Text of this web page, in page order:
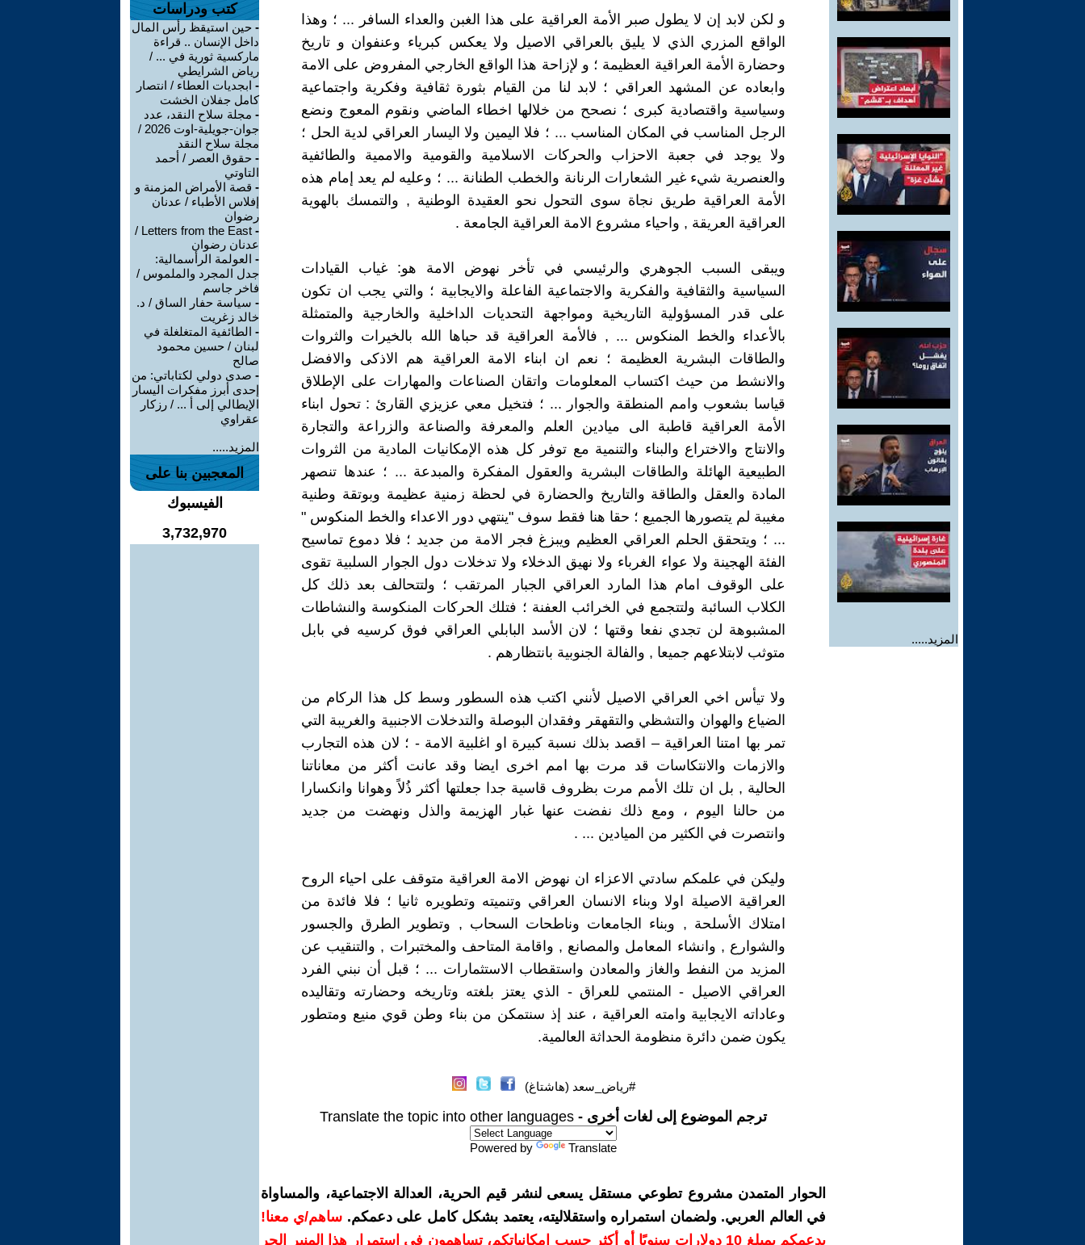
المزيد.....
و لكن لابد إن لا يطول صبر الأمة العراقية على هذا الغبن والعداء السافر ... ؛ وهذا
الواقع المزري الذي لا يليق بالعراقي الاصيل ولا يعكس كبرياء وعنفوان و تاريخ
وحضارة الأمة العراقية العظيمة ؛ و لإزاحة هذا الواقع الخارجي المفروض على الامة
وابعاده عن المشهد العراقي ؛ لابد لنا من القيام بثورة ثقافية وفكرية واجتماعية
وسياسية واقتصادية كبرى ؛ نصحح من خلالها اخطاء الماضي ونقوم المعوج ونضع
الرجل المناسب في المكان المناسب ... ؛ فلا اليمين ولا اليسار العراقي لدية الحل ؛
ولا يوجد في جعبة الاحزاب والحركات الاسلامية والقومية والاممية والطائفية
والعنصرية شيء غير الشعارات الرنانة والخطب الطنانة ... ؛ وعليه لم يعد إمام هذه
الأمة العراقية طريق نجاة سوى التحول نحو العقيدة الوطنية , والتمسك بالهوية
العراقية العريقة , واحياء مشروع الامة العراقية الجامعة .
ويبقى السبب الجوهري والرئيسي في تأخر نهوض الامة هو: غياب القيادات
السياسية والثقافية والفكرية والاجتماعية الفاعلة والايجابية ؛ والتي يجب ان تكون
على قدر المسؤولية التاريخية ومواجهة التحديات الداخلية والخارجية والمتمثلة
بالأعداء والخط المنكوس ... , فالأمة العراقية قد حباها الله بالخيرات والثروات
والطاقات البشرية العظيمة ؛ نعم ان ابناء الامة العراقية هم الاذكى والافضل
والانشط من حيث اكتساب المعلومات واتقان الصناعات والمهارات على الإطلاق
قياسا بشعوب وامم المنطقة والجوار ... ؛ فتخيل معي عزيزي القارئ : تحول ابناء
الأمة العراقية قاطبة الى ميادين العلم والمعرفة والصناعة والزراعة والتجارة
والانتاج والاختراع والبناء والتنمية مع توفر كل هذه الإمكانيات المادية من الثروات
الطبيعية الهائلة والطاقات البشرية والعقول المفكرة والمبدعة ... ؛ عندها تنصهر
المادة والعقل والطاقة والتاريخ والحضارة في لحظة زمنية عظيمة وبوتقة وطنية
مغيبة لم يتصورها الجميع ؛ حقا هنا فقط سوف "ينتهي دور الاعداء والخط المنكوس "
... ؛ ويتحقق الحلم العراقي العظيم ويبزغ فجر الامة من جديد ؛ فلا دموع تماسيح
الفئة الهجينة ولا عواء الغرباء ولا نهيق الدخلاء ولا تدخلات دول الجوار السلبية تقوى
على الوقوف امام هذا المارد العراقي الجبار المرتقب ؛ ولتتحالف بعد ذلك كل
الكلاب السائبة ولتتجمع في الخرائب العفنة ؛ فتلك الحركات المنكوسة والنشاطات
المشبوهة لن تجدي نفعا وقتها ؛ لان الأسد البابلي العراقي فوق كرسيه في بابل
متوثب لابتلاعهم جميعا , والفالة الجنوبية بانتظارهم .
ولا تيأس اخي العراقي الاصيل لأنني اكتب هذه السطور وسط كل هذا الركام من
الضياع والهوان والتشظي والتقهقر وفقدان البوصلة والتدخلات الاجنبية والغريبة التي
تمر بها امتنا العراقية – اقصد بذلك نسبة كبيرة او اغلبية الامة - ؛ لان هذه التجارب
والازمات والانتكاسات قد مرت بها امم اخرى ايضا وقد عانت أكثر من معاناتنا
الحالية , بل ان تلك الأمم مرت بظروف قاسية جدا جعلتها أكثر ذُلاً وهوانا وانكسارا
من حالنا اليوم ، ومع ذلك نفضت عنها غبار الهزيمة والذل ونهضت من جديد
وانتصرت في الكثير من الميادين ... .
وليكن في علمكم سادتي الاعزاء ان نهوض الامة العراقية متوقف على احياء الروح
العراقية الاصيلة اولا وبناء الانسان العراقي وتنميته وتطويره ثانيا ؛ فلا فائدة من
امتلاك الأسلحة , وبناء الجامعات وناطحات السحاب , وتطوير الطرق والجسور
والشوارع , وانشاء المعامل والمصانع , واقامة المتاحف والمختبرات , والتنقيب عن
المزيد من النفط والغاز والمعادن واستقطاب الاستثمارات ... ؛ قبل أن نبني الفرد
العراقي الاصيل - المنتمي للعراق - الذي يعتز بلغته وتاريخه وحضارته وتقاليده
وعاداته الايجابية وامته العراقية ، عند إذ سنتمكن من بناء وطن قوي منيع ومتطور
يكون ضمن دائرة منظومة الحداثة العالمية.
#رياض_سعد (هاشتاغ)
ترجم الموضوع إلى لغات أخرى - Translate the topic into other languages
Powered by Translate
الحوار المتمدن مشروع تطوعي مستقل يسعى لنشر قيم الحرية، العدالة الاجتماعية، والمساواة
في العالم العربي. ولضمان استمراره واستقلاليته، يعتمد بشكل كامل على دعمكم. ساهم/ي معنا!
بدعمكم بمبلغ 10 دولارات سنويًا أو أكثر حسب إمكانياتكم، تساهمون في استمرار هذا المنبر الحر
كتب ودراسات
- حين استيقظ رأس المال
داخل الإنسان .. قراءة
ماركسية ثورية في ... /
رياض الشرايطي
- ابجديات العطاء / انتصار
كامل جفلان الخشت
- مجلة سلاح النقد، عدد
جوان-جويلية-اوت 2026 /
مجلة سلاح النقد
- حقوق العصر / أحمد
التاوتي
- قصة الأمراض المزمنة و
إفلاس الأطباء / عدنان
رضوان
-
Letters from the East /
عدنان رضوان
- العولمة الرأسمالية:
جدل المجرد والملموس /
فاخر جاسم
- سياسة حفار الساق / د.
خالد زغريت
- الطائفية المتغلغلة في
لبنان / حسين محمود
صالح
- صدى دولي لكتاباتي: من
إحدى أبرز مفكرات اليسار
الإيطالي إلى أ ... / رزكار
عقراوي
المزيد.....
المعجبين بنا على
الفيسبوك
3,732,970